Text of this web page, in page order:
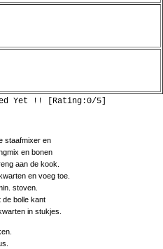
Yet !! [Rating:0/5]
staafmixer en
en bonen
aan de kook.
en voeg toe.
stoven.
de bolle kant
in stukjes.